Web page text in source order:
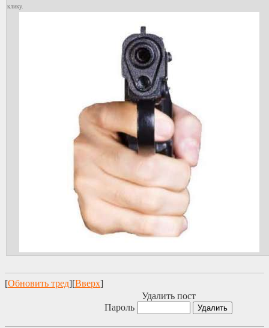
клику.
[Обновить тред][Вверх]
Удалить пост
Пароль